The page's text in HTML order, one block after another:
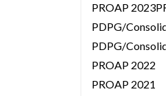
PROAP
PDPG/
PDPG/
PROAP 2022
PROAP 2021